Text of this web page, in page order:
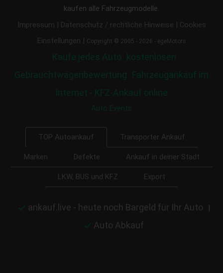
kaufen alle Fahrzeugmodelle.
Impressum | Datenschutz / rechtliche Hinweise | Cookies
Einstellungen | Copyright © 2005 - 2026 - egeMotors
Kaufe jedes Auto kostenlosen
Gebrauchtwagenbewertung Fahrzeugankauf im
Internet - KFZ-Ankauf online
Auto Events
TOP Autoankauf Transporter Ankauf
Marken Defekte Ankauf in deiner Stadt
LKW, BUS und KFZ Export
ankauf.live - heute noch Bargeld für Ihr Auto |
Auto Abkauf